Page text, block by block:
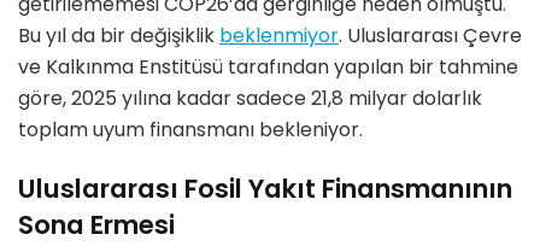
Bu yıl da bir değişiklik beklenmiyor. Uluslararası Çevre
ve Kalkınma Enstitüsü tarafından yapılan bir tahmine
göre, 2025 yılına kadar sadece 21,8 milyar dolarlık
toplam uyum finansmanı bekleniyor.
Uluslararası Fosil Yakıt Finansmanının
Sona Ermesi